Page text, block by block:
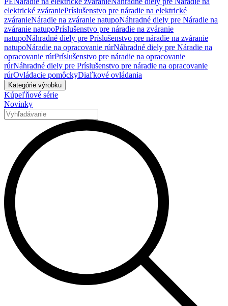
elektrické zváraniePríslušenstvo pre náradie na elektrické
zváranieNáradie na zváranie natupoNáhradné diely pre Náradie na
zváranie natupoPríslušenstvo pre náradie na zváranie
natupoNáhradné diely pre Príslušenstvo pre náradie na zváranie
natupoNáradie na opracovanie rúrNáhradné diely pre Náradie na
opracovanie rúrPríslušenstvo pre náradie na opracovanie
rúrNáhradné diely pre Príslušenstvo pre náradie na opracovanie
rúrOvládacie pomôckyDiaľkové ovládania
Kategórie výrobku
Kúpeľňové série
Novinky